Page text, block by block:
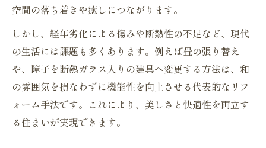
空間の落ち着きや癒しにつながります。
しかし、経年劣化による傷みや断熱性の不足など、現代
の生活には課題も多くあります。例えば畳の張り替え
や、障子を断熱ガラス入りの建具へ変更する方法は、和
の雰囲気を損なわずに機能性を向上させる代表的なリフ
ォーム手法です。これにより、美しさと快適性を両立す
る住まいが実現できます。